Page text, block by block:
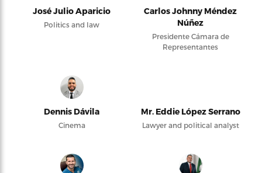
José Julio Aparicio
Politics and law
Carlos Johnny Méndez
Núñez
Presidente Cámara de
Representantes
Dennis Dávila
Cinema
Mr. Eddie López Serrano
Lawyer and political analyst